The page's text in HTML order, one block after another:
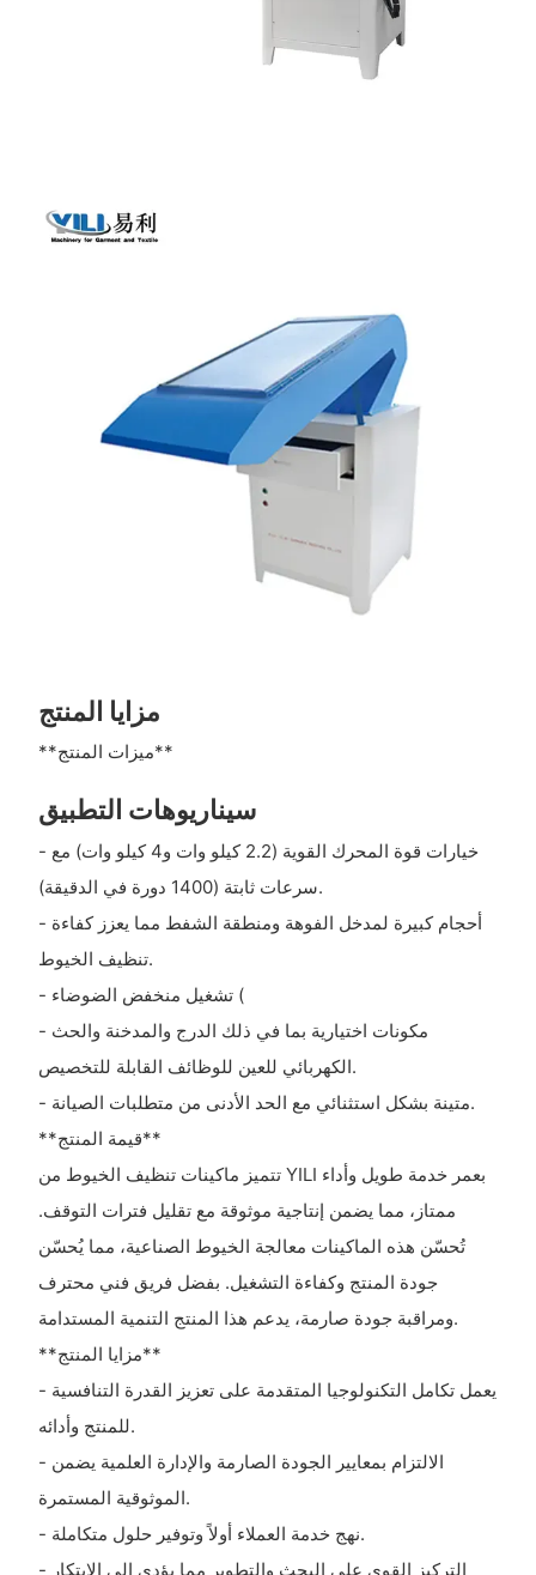
مزايا المنتج
**ميزات المنتج**
سيناريوهات التطبيق
- خيارات قوة المحرك القوية (2.2 كيلو وات و4 كيلو وات) مع
سرعات ثابتة (1400 دورة في الدقيقة).
- أحجام كبيرة لمدخل الفوهة ومنطقة الشفط مما يعزز كفاءة
تنظيف الخيوط.
- تشغيل منخفض الضوضاء (
- مكونات اختيارية بما في ذلك الدرج والمدخنة والحث
الكهربائي للعين للوظائف القابلة للتخصيص.
- متينة بشكل استثنائي مع الحد الأدنى من متطلبات الصيانة.
**قيمة المنتج**
تتميز ماكينات تنظيف الخيوط من YILI بعمر خدمة طويل وأداء
ممتاز، مما يضمن إنتاجية موثوقة مع تقليل فترات التوقف.
تُحسّن هذه الماكينات معالجة الخيوط الصناعية، مما يُحسّن
جودة المنتج وكفاءة التشغيل. بفضل فريق فني محترف
ومراقبة جودة صارمة، يدعم هذا المنتج التنمية المستدامة.
**مزايا المنتج**
- يعمل تكامل التكنولوجيا المتقدمة على تعزيز القدرة التنافسية
للمنتج وأدائه.
- الالتزام بمعايير الجودة الصارمة والإدارة العلمية يضمن
الموثوقية المستمرة.
- نهج خدمة العملاء أولاً وتوفير حلول متكاملة.
- التركيز القوي على البحث والتطوير مما يؤدي إلى الابتكار